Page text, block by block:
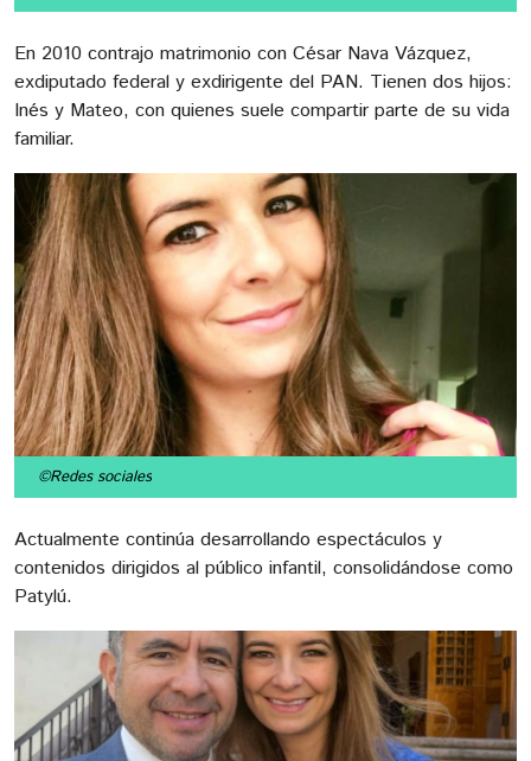
En 2010 contrajo matrimonio con César Nava Vázquez,
exdiputado federal y exdirigente del PAN. Tienen dos hijos:
Inés y Mateo, con quienes suele compartir parte de su vida
familiar.
©Redes sociales
Actualmente continúa desarrollando espectáculos y
contenidos dirigidos al público infantil, consolidándose como
Patylú.